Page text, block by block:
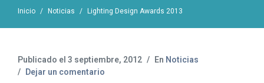
Inicio Noticias Lighting Design Awards 2013
Publicado el 3 septiembre, 2012 En Noticias
Dejar un comentario